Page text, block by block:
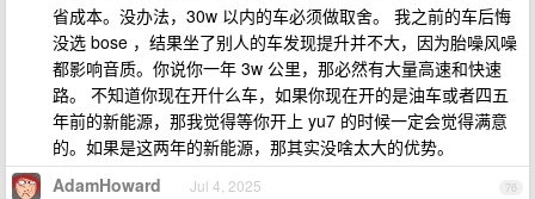
省成本。没办法，30w 以内的车必须做取舍。 我之前的车后悔
没选 bose ，结果坐了别人的车发现提升并不大，因为胎噪风噪
都影响音质。你说你一年 3w 公里，那必然有大量高速和快速
路。 不知道你现在开什么车，如果你现在开的是油车或者四五
年前的新能源，那我觉得等你开上 yu7 的时候一定会觉得满意
的。如果是这两年的新能源，那其实没啥太大的优势。
76
AdamHoward Jul 4, 2025